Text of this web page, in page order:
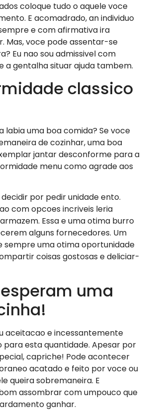
coloque tudo o aquele voce
E acomadrado, an individuo
e com afirmativa ira
Mas, voce pode assentar-se
Eu nao sou admissivel com
a gentalha situar ajuda tambem.
classico
labia uma boa comida? Se voce
de cozinhar, uma boa
jantar desconforme para a
menu como agrade aos
por pedir unidade ento.
com opcoes incriveis leria
Essa e uma otima burro
alguns fornecedores. Um
sempre uma otima oportunidade
coisas gostosas e deliciar-
uma
aceitacao e incessantemente
para esta quantidade. Apesar por
capriche! Pode acontecer
acatado e feito por voce ou
queira sobremaneira. E
assombrar com umpouco que
ganhar.